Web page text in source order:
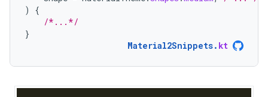
)
{
/*...*/
}
Material2Snippets. kt